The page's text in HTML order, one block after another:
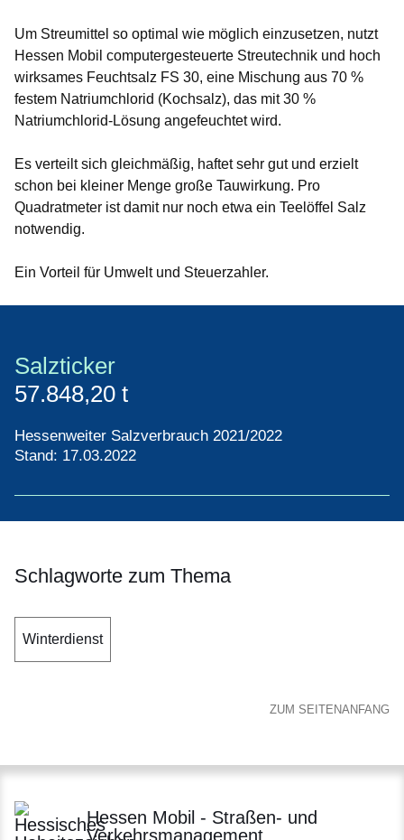
Um Streumittel so optimal wie möglich einzusetzen, nutzt
Hessen Mobil computergesteuerte Streutechnik und hoch
wirksames Feuchtsalz FS 30, eine Mischung aus 70 %
festem Natriumchlorid (Kochsalz), das mit 30 %
Natriumchlorid-Lösung angefeuchtet wird.
Es verteilt sich gleichmäßig, haftet sehr gut und erzielt
schon bei kleiner Menge große Tauwirkung. Pro
Quadratmeter ist damit nur noch etwa ein Teelöffel Salz
notwendig.
Ein Vorteil für Umwelt und Steuerzahler.
Salzticker
57.848,20 t
Hessenweiter Salzverbrauch 2021/2022
Stand: 17.03.2022
Schlagworte zum Thema
Winterdienst
ZUM SEITENANFANG
Hessen Mobil - Straßen- und
Verkehrsmanagement